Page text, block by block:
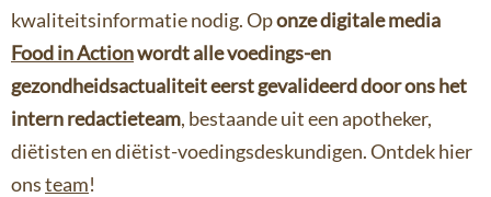
kwaliteitsinformatie nodig. Oponze digitale media
Food in Actionwordt alle voedings-en
gezondheidsactualiteiteerst gevalideerd door ons het
intern redactieteam, bestaande uit een apotheker,
diëtisten en diëtist-voedingsdeskundigen. Ontdek hier
onsteam!